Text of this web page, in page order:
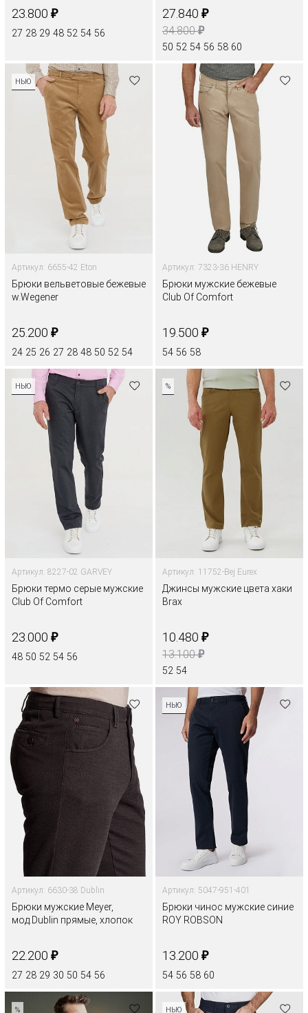
23.800 ₽
27 28 29 48 52 54 56
27.840 ₽
34.800₽
50 52 54 56 58 60
НЬЮ
Артикул: 6655-42 Eton
Брюки вельветовые бежевые
w.Wegener
25.200 ₽
24 25 26 27 28 48 50 52 54
Артикул: 7323-36 HENRY
Брюки мужские бежевые
Club Of Comfort
19.500 ₽
54 56 58
НЬЮ
Артикул: 8227-02 GARVEY
Брюки термо серые мужские
Club Of Comfort
23.000 ₽
48 50 52 54 56
%
Артикул: 11752-Bej Eurex
Джинсы мужские цвета хаки
Brax
10.480 ₽
13.100₽
52 54
Артикул: 6630-38 Dublin
Брюки мужские Meyer,
мод.Dublin прямые, хлопок
22.200 ₽
27 28 29 30 50 54 56
НЬЮ
Артикул: 5047-951-401
Брюки чинос мужские синие
ROY ROBSON
13.200 ₽
54 56 58 60
% НЬЮ